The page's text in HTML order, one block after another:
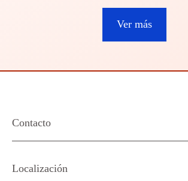
Ver más
Contacto
Localización